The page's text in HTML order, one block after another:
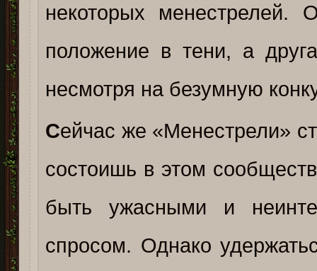
некоторых менестрелей.
положение в тени, а
несмотря на безумную
Сейчас же «Менестрели»
состоишь в этом
быть ужасными и
спросом. Однако